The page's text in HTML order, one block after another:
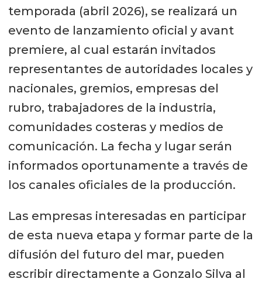
temporada (abril 2026), se realizará un
evento de lanzamiento oficial y avant
premiere, al cual estarán invitados
representantes de autoridades locales y
nacionales, gremios, empresas del
rubro, trabajadores de la industria,
comunidades costeras y medios de
comunicación. La fecha y lugar serán
informados oportunamente a través de
los canales oficiales de la producción.
Las empresas interesadas en participar
de esta nueva etapa y formar parte de la
difusión del futuro del mar, pueden
escribir directamente a Gonzalo Silva al